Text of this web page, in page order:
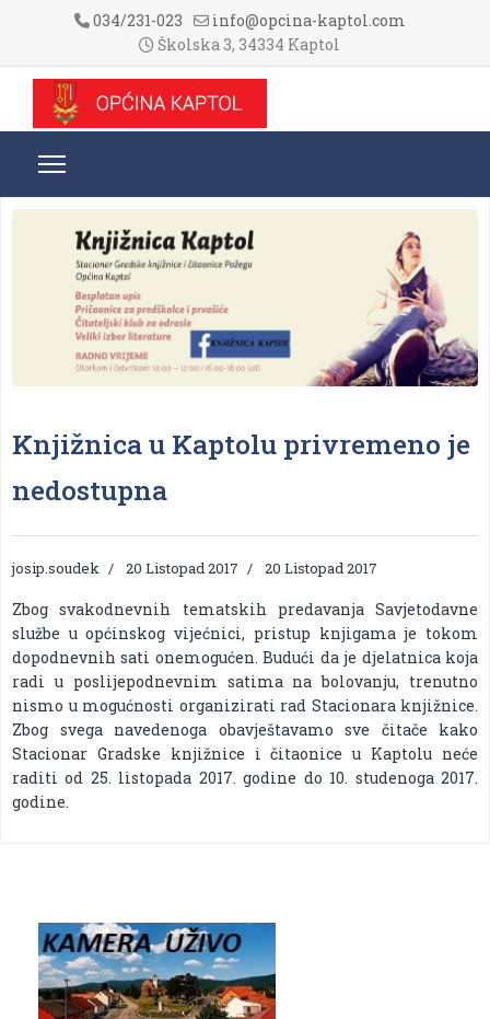
034/231-023
info@opcina-kaptol.com
Školska 3, 34334 Kaptol
Knjižnica u Kaptolu privremeno je
nedostupna
josip.soudek 20 Listopad 2017 20 Listopad 2017
Zbog svakodnevnih tematskih predavanja Savjetodavne
službe u općinskog vijećnici, pristup knjigama je tokom
dopodnevnih sati onemogućen. Budući da je djelatnica koja
radi u poslijepodnevnim satima na bolovanju, trenutno
nismo u mogućnosti organizirati rad Stacionara knjižnice.
Zbog svega navedenoga obavještavamo sve čitače kako
Stacionar Gradske knjižnice i čitaonice u Kaptolu neće
raditi od 25. listopada 2017. godine do 10. studenoga 2017.
godine.